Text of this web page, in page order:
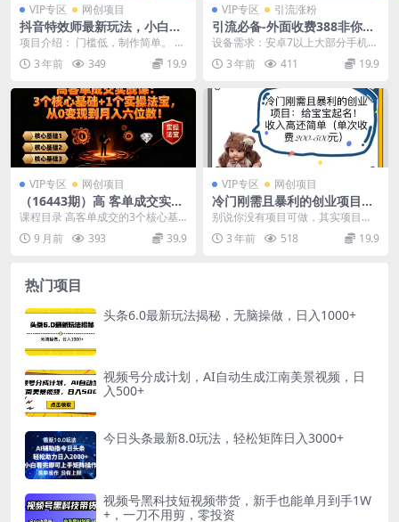
VIP专区 网创项目
抖音特效师最新玩法，小白也
能月入10000 ，无脑操作保姆
项目介绍： 门槛低，制作简单。 平
台大力支持，需求量大。 一部手
机，一台电脑简单...
3 年前 349 19.9
VIP专区 引流涨粉
引流必备-外面收费388非你莫
属斗音智能拓客引流养号截流
设备需求：安卓7以上大部分手机都
支持 完美适配华为机型鸿蒙系统
【引流必备】外面...
3 年前 411 19.9
VIP专区 网创项目
（16443期）高 客单成交实战
课：3个核心基础+1个实操法
宝，从0变现到月入六位数！
课程目录 高客单成交的3个核心基
础，1个实操法宝 心理学，疗愈月
入50W+商业复...
9 月前 393 39.9
VIP专区 网创项目
冷门刚需且暴利的创业项目：
给宝宝起名！收入高还简单
别说你没有项目可做，其实项目就
在身边。 这个只要有新生儿的或者
需要改名的家庭都需...
3 年前 518 19.9
热门项目
头条6.0最新玩法揭秘，无脑操做，日入1000+
视频号分成计划，AI自动生成江南美景视频，日
入500+
今日头条最新8.0玩法，轻松矩阵日入3000+
视频号黑科技短视频带货，新手也能单月到手1W
+，一刀不用剪，零投资